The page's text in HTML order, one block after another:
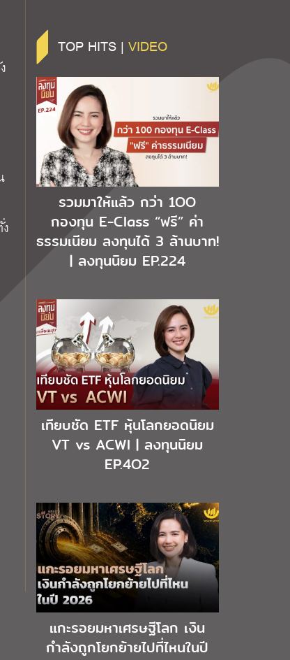
TOP HITS | VIDEO
รวมมาให้แล้ว กว่า 1OO
กองทุน E-Class “ฟรี” ค่า
ธรรมเนียม ลงทุนได้ 3 ล้านบาท!
| ลงทุนนิยม EP.224
เทียบชัด ETF หุ้นโลกยอดนิยม
VT vs ACWI | ลงทุนนิยม
EP.4O2
แกะรอยมหาเศรษฐีโลก เงิน
กำลังถูกโยกย้ายไปที่ไหนในปี